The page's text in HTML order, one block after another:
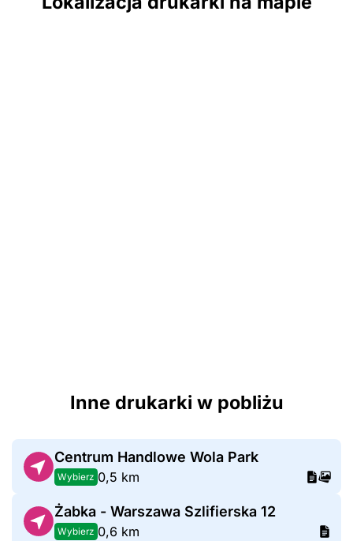
Inne drukarki w pobliżu
Centrum Handlowe Wola Park
Wybierz 0,5 km
Żabka - Warszawa Szlifierska 12
Wybierz 0,6 km